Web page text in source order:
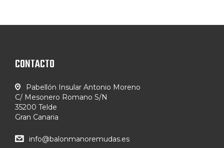
CONTACTO
Pabellón Insular Antonio Moreno
C/ Mesonero Romano S/N
35200 Telde
Gran Canaria
info@balonmanoremudas.es